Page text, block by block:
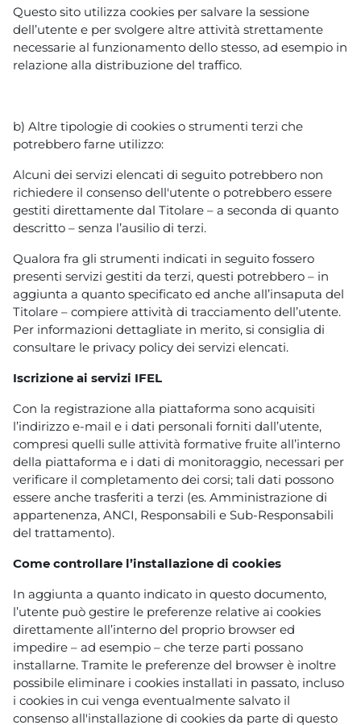
Questo sito utilizza cookies per salvare la sessione
dell’utente e per svolgere altre attività strettamente
necessarie al funzionamento dello stesso, ad esempio in
relazione alla distribuzione del traffico.
b) Altre tipologie di cookies o strumenti terzi che
potrebbero farne utilizzo:
Alcuni dei servizi elencati di seguito potrebbero non
richiedere il consenso dell'utente o potrebbero essere
gestiti direttamente dal Titolare – a seconda di quanto
descritto – senza l’ausilio di terzi.
Qualora fra gli strumenti indicati in seguito fossero
presenti servizi gestiti da terzi, questi potrebbero – in
aggiunta a quanto specificato ed anche all’insaputa del
Titolare – compiere attività di tracciamento dell’utente.
Per informazioni dettagliate in merito, si consiglia di
consultare le privacy policy dei servizi elencati.
Iscrizione ai servizi IFEL
Con la registrazione alla piattaforma sono acquisiti
l’indirizzo e-mail e i dati personali forniti dall’utente,
compresi quelli sulle attività formative fruite all’interno
della piattaforma e i dati di monitoraggio, necessari per
verificare il completamento dei corsi; tali dati possono
essere anche trasferiti a terzi (es. Amministrazione di
appartenenza, ANCI, Responsabili e Sub-Responsabili
del trattamento).
Come controllare l’installazione di cookies
In aggiunta a quanto indicato in questo documento,
l’utente può gestire le preferenze relative ai cookies
direttamente all’interno del proprio browser ed
impedire – ad esempio – che terze parti possano
installarne. Tramite le preferenze del browser è inoltre
possibile eliminare i cookies installati in passato, incluso
i cookies in cui venga eventualmente salvato il
consenso all'installazione di cookies da parte di questo